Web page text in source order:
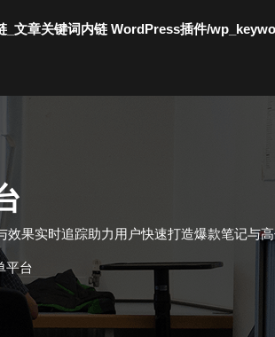
章关键词内链 WordPress插件/
果实时追踪助力用户快速打造爆款笔记与高
平台